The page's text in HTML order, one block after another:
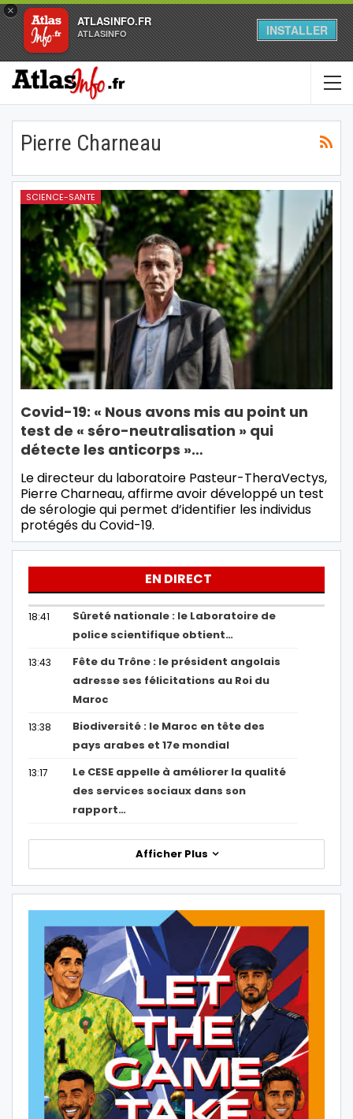
×
ATLASINFO.FR
ATLASINFO INSTALLER
Pierre Charneau
SCIENCE-SANTE
Covid-19: « Nous avons mis au point un
test de « séro-neutralisation » qui
détecte les anticorps »…
Le directeur du laboratoire Pasteur-TheraVectys,
Pierre Charneau, affirme avoir développé un test
de sérologie qui permet d’identifier les individus
protégés du Covid-19.
EN DIRECT
18:41
Sûreté nationale : le Laboratoire de
police scientifique obtient…
13:43
Fête du Trône : le président angolais
adresse ses félicitations au Roi du
Maroc
13:38
Biodiversité : le Maroc en tête des
pays arabes et 17e mondial
13:17
Le CESE appelle à améliorer la qualité
des services sociaux dans son
rapport…
Afficher Plus